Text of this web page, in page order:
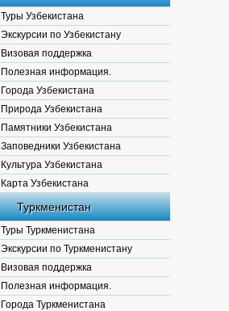
Туры Узбекистана
Экскурсии по Узбекистану
Визовая поддержка
Полезная информация.
Города Узбекистана
Природа Узбекистана
Памятники Узбекистана
Заповедники Узбекистана
Культура Узбекистана
Карта Узбекистана
Туркменистан
Туры Туркменистана
Экскурсии по Туркменистану
Визовая поддержка
Полезная информация.
Города Туркменистана